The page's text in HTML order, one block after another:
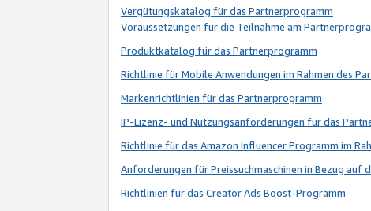
Vergütungskatalog für das Partnerprogramm
Voraussetzungen für die Teilnahme am
Produktkatalog für das Partnerprogramm
Richtlinie für Mobile Anwendungen im Rahmen des
Markenrichtlinien für das Partnerprogramm
IP-Lizenz- und Nutzungsanforderungen für das
Richtlinie für das Amazon Influencer Programm im
Anforderungen für Preissuchmaschinen in Bezug auf
Richtlinien für das Creator Ads Boost-Programm